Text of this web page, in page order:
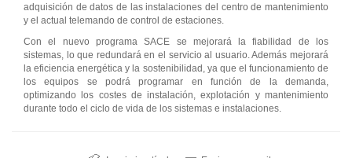
adquisición de datos de las instalaciones del centro de mantenimiento
y el actual telemando de control de estaciones.
Con el nuevo programa SACE se mejorará la fiabilidad de los
sistemas, lo que redundará en el servicio al usuario. Además mejorará
la eficiencia energética y la sostenibilidad, ya que el funcionamiento de
los equipos se podrá programar en función de la demanda,
optimizando los costes de instalación, explotación y mantenimiento
durante todo el ciclo de vida de los sistemas e instalaciones.